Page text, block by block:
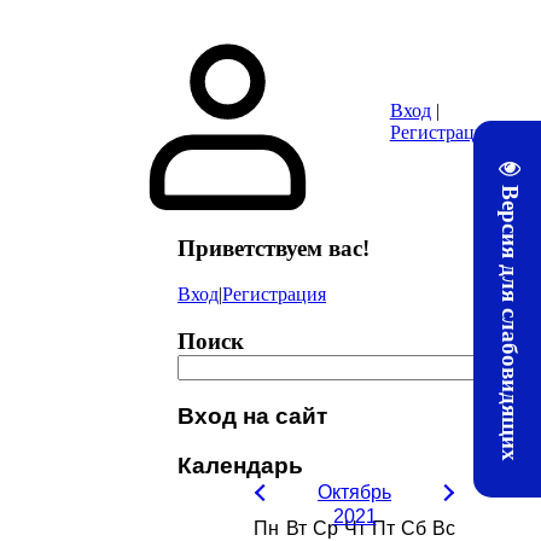
Версия для слабовидящих
Методические материалы ЛТЖТ
Вход|
Регистрация
Приветствуем вас!
Вход|Регистрация
Поиск
Вход на сайт
Календарь
Октябрь
2021
Пн Вт Ср Чт Пт Сб Вс